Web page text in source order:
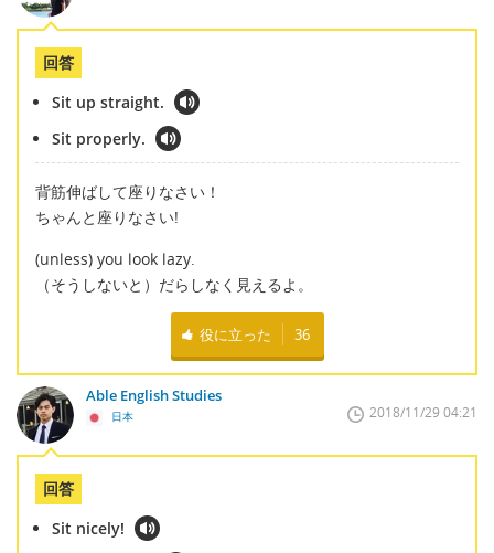
回答
Sit up straight.
Sit properly.
背筋伸ばして座りなさい！
ちゃんと座りなさい!
(unless) you look lazy.
（そうしないと）だらしなく見えるよ。
役に立った 36
Able English Studies
日本 2018/11/29 04:21
回答
Sit nicely!